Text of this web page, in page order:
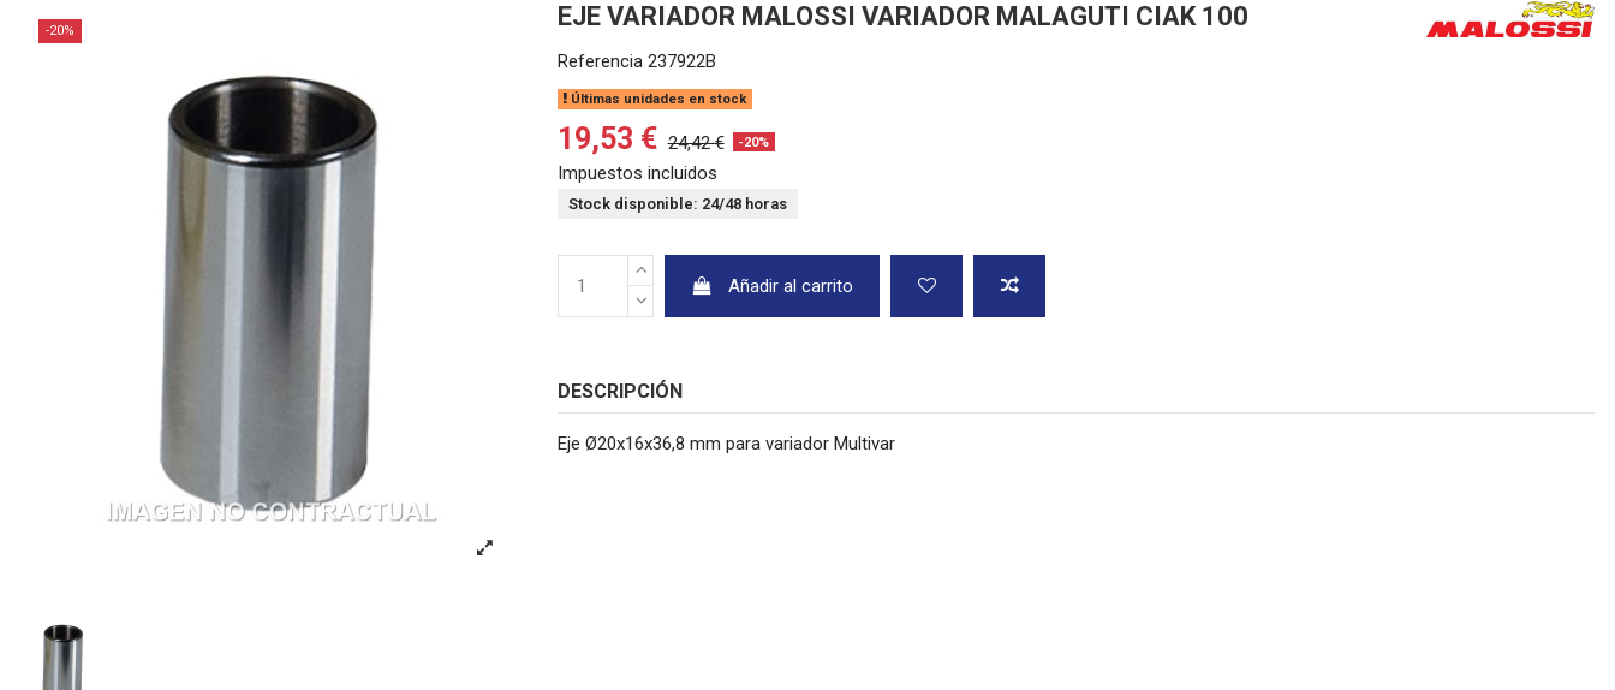
-20% EJE VARIADOR MALOSSI VARIADOR MALAGUTI CIAK 100
Referencia 237922B
Últimas unidades en stock
19,53 € 24,42 € -20%
Impuestos incluidos
Stock disponible: 24/48 horas
Añadir al carrito
DESCRIPCIÓN
Eje Ø20x16x36,8 mm para variador Multivar